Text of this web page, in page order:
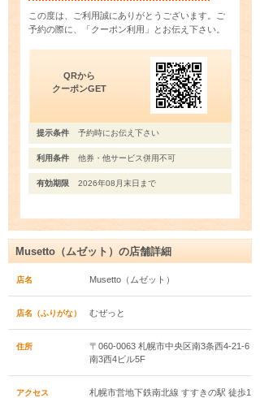
この度は、ご利用誠にありがとうございます。ご
予約の際に、「クーポン利用」とお伝え下さい。
QRから
クーポンGET
提示条件 予約時にお伝え下さい
利用条件 他券・他サービス併用不可
有効期限 2026年08月末日まで
Musetto（ムゼット）の店舗詳細
店名 Musetto（ムゼット）
店名（ふりがな） むぜっと
住所
〒060-0063 札幌市中央区南3条西4-21-6
南3西4ビル5F
アクセス
札幌市営地下鉄南北線 すすきの駅 徒歩1